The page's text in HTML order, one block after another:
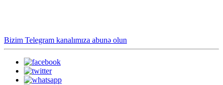
Bizim Telegram kanalımıza abunə olun